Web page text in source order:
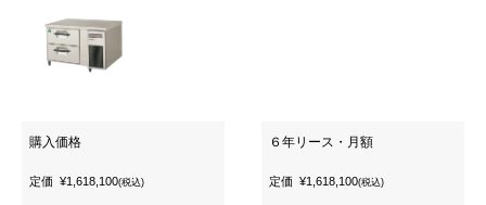
購入価格
定価 ¥1,618,100(税込)
６年リース・月額
定価 ¥1,618,100(税込)